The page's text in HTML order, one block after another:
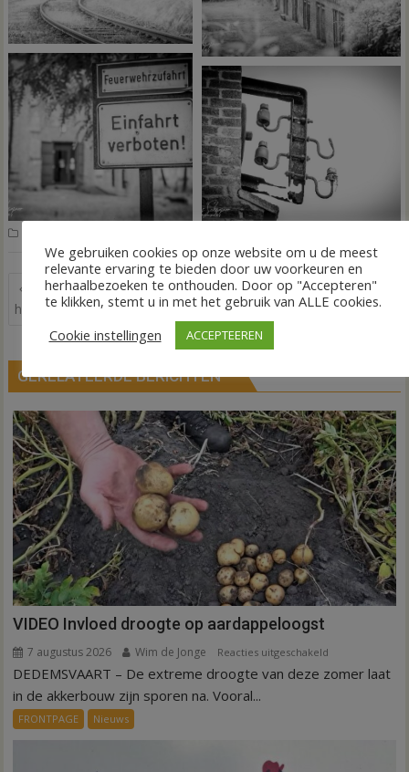
Bericht
navigatie
Lionsclub Vechtdal bezoekt
het Taalpunt
Weerbericht door Kevin van
Dorp
GERELATEERDE BERICHTEN
VIDEO Invloed droogte op aardappeloogst
7 augustus 2026 Wim de Jonge Reacties uitgeschakeld
VIDEO
DEDEMSVAART – De extreme droogte van deze zomer laat
in de akkerbouw zijn sporen na. Vooral...
FRONTPAGE Nieuws
We gebruiken cookies op onze website om u de meest
relevante ervaring te bieden door uw voorkeuren en
herhaalbezoeken te onthouden. Door op "Accepteren"
te klikken, stemt u in met het gebruik van ALLE cookies.
Cookie instellingen
ACCEPTEEREN